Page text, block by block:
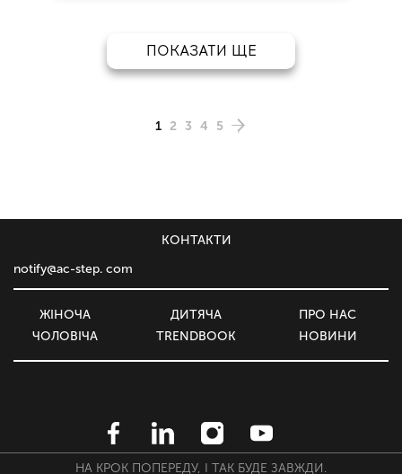
ПОКАЗАТИ ЩЕ
1 2 3 4 5
ЖІНОЧА
ЧОЛОВІЧА
ДИТЯЧА
ПРО НАС
TRENDBOOK
НОВИНИ
КОНТАКТИ
notify@ac-step. com
НА КРОК ПОПЕРЕДУ, І ТАК БУДЕ ЗАВЖДИ.